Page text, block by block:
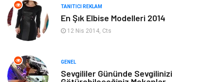
Ev Dekorasyon Organizasyon
Anne & Çocuk Genel Kültür
TANITICI REKLAM
En Şık Elbise Modelleri 2014
12 Nis 2014, Cts
GENEL
Sevgililer Gününde Sevgilinizi